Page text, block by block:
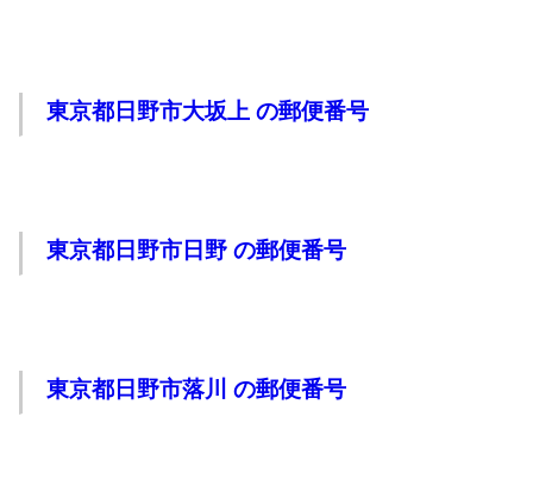
東京都日野市大坂上 の郵便番号
東京都日野市日野 の郵便番号
東京都日野市落川 の郵便番号